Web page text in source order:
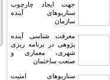
جهت ایجاد چارچوب
سناریوهای آینده
سازمان
معرفت شناسی آینده
پژوهی در برنامه ریزی
شهری، معماری و
صنعت ساختمان
سناریوهای امنیت